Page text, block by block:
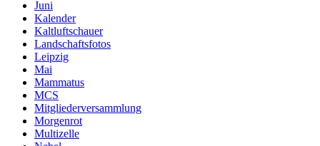
Juni
Kalender
Kaltluftschauer
Landschaftsfotos
Leipzig
Mai
Mammatus
MCS
Mitgliederversammlung
Morgenrot
Multizelle